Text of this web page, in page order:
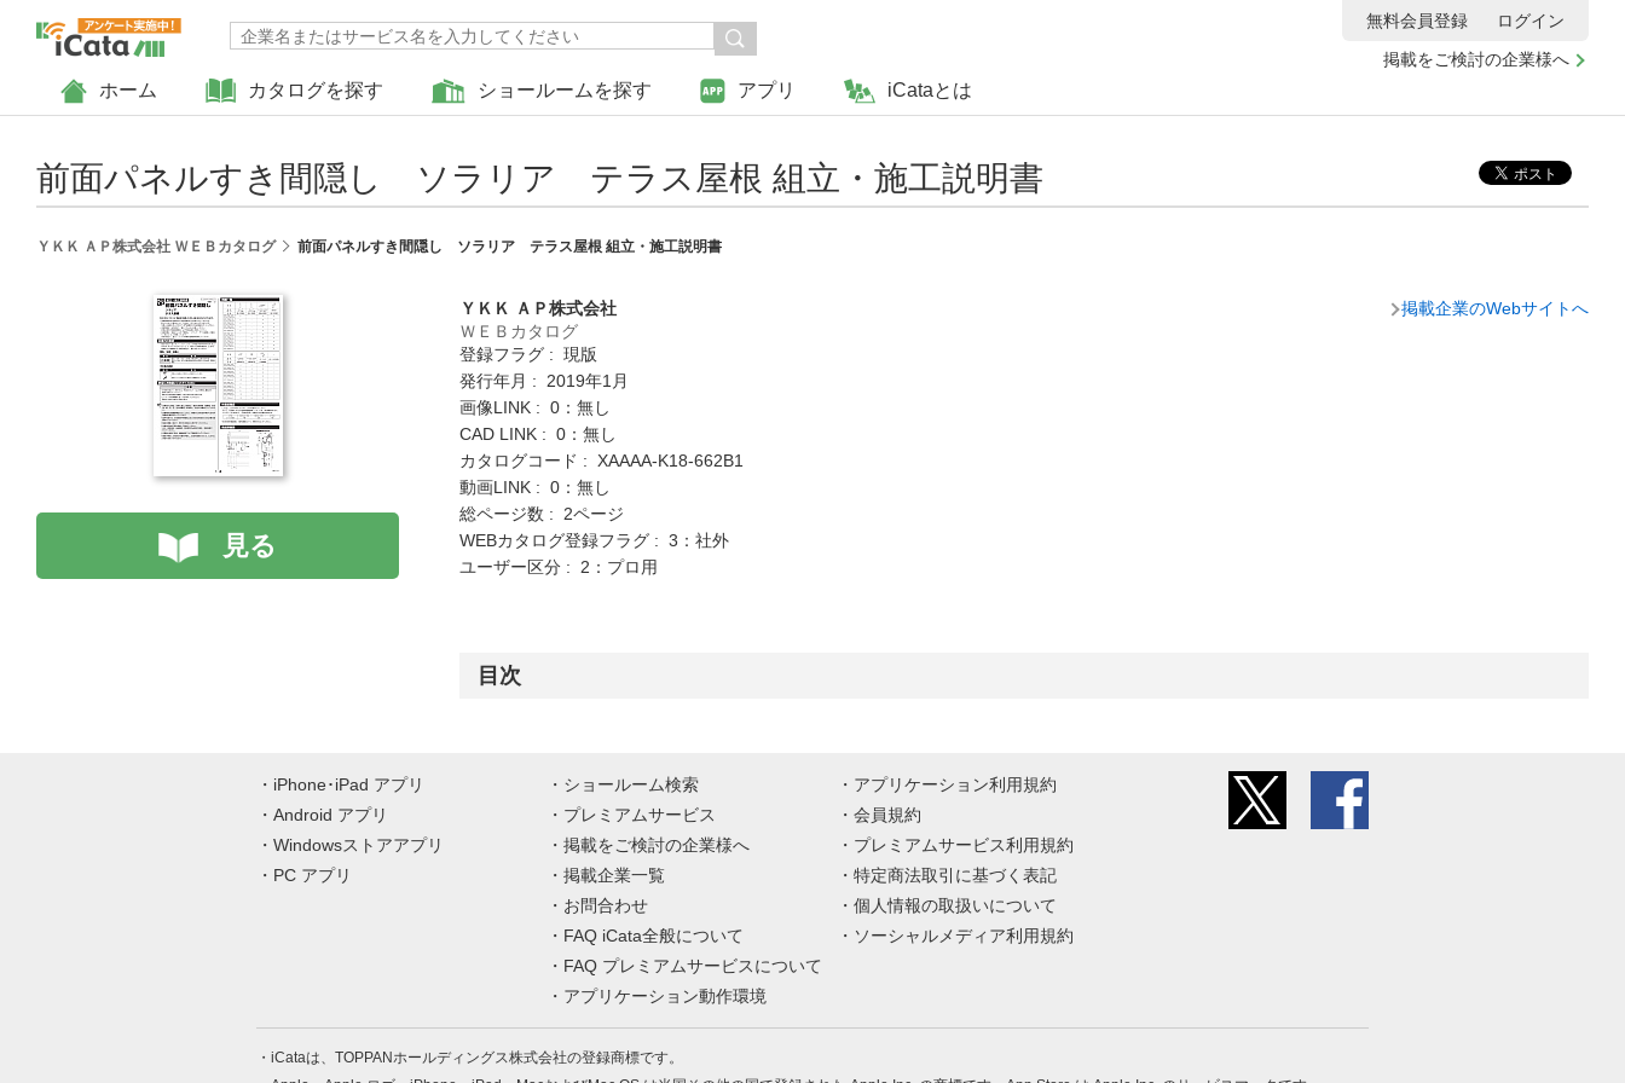
ホーム カタログを探す ショールームを探す アプリ iCataとは
掲載をご検討の企業様へ
無料会員登録 ログイン
前面パネルすき間隠し ソラリア テラス屋根 組立・施工説明書
ＹＫＫ ＡＰ株式会社 ＷＥＢカタログ 前面パネルすき間隠し ソラリア テラス屋根 組立・施工説明書
見る
ＹＫＫ ＡＰ株式会社
ＷＥＢカタログ
登録フラグ : 現版
発行年月 : 2019年1月
画像LINK : 0：無し
CAD LINK : 0：無し
カタログコード : XAAAA-K18-662B1
動画LINK : 0：無し
総ページ数 : 2ページ
WEBカタログ登録フラグ : 3：社外
ユーザー区分 : 2：プロ用
掲載企業のWebサイトへ
目次
iPhone･iPad アプリ
Android アプリ
Windowsストアアプリ
PC アプリ
ショールーム検索
プレミアムサービス
掲載をご検討の企業様へ
掲載企業一覧
お問合わせ
FAQ iCata全般について
FAQ プレミアムサービスについて
アプリケーション動作環境
アプリケーション利用規約
会員規約
プレミアムサービス利用規約
特定商法取引に基づく表記
個人情報の取扱いについて
ソーシャルメディア利用規約
iCataは、TOPPANホールディングス株式会社の登録商標です。